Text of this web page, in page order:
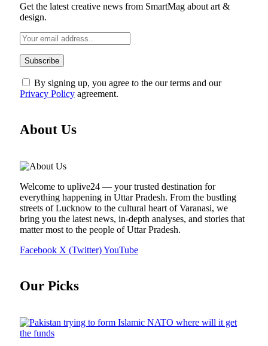
Get the latest creative news from SmartMag about art &
design.
By signing up, you agree to the our terms and our
Privacy Policy agreement.
About Us
Welcome to uplive24 — your trusted destination for
everything happening in Uttar Pradesh. From the bustling
streets of Lucknow to the cultural heart of Varanasi, we
bring you the latest news, in-depth analyses, and stories that
matter most to the people of Uttar Pradesh.
Facebook X (Twitter)YouTube
Our Picks